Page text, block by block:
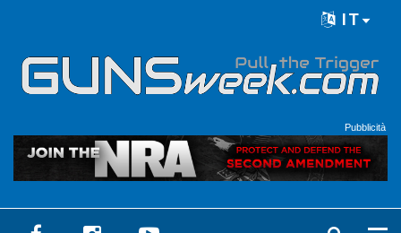
IT
Pubblicità